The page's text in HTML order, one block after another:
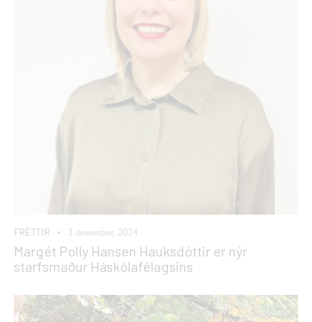
FRÉTTIR 3 desember, 2024
Margét Polly Hansen Hauksdóttir er nýr
starfsmaður Háskólafélagsins